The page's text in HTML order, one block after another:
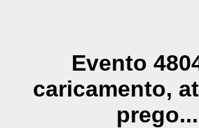
Evento
caricamento,
prego...